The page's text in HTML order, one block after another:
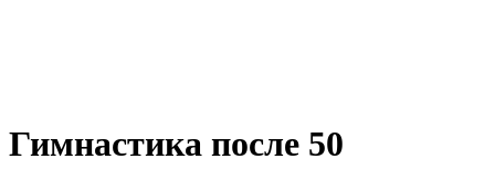
Гимнастика после 50